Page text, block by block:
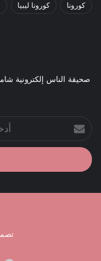
كورونا كورونا ليبيا
صحيقة الناس إلكترونية
بريدك
الإلكتروني